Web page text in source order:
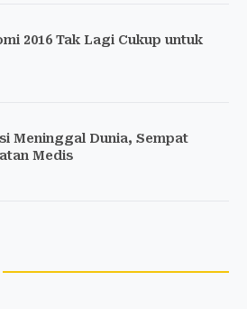
2016 Tak Lagi Cukup untuk
Meninggal Dunia, Sempat
Medis